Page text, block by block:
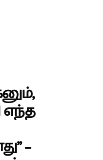
எந்த
–